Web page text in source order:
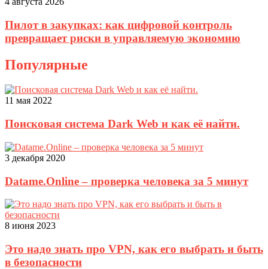
Пилот в закупках: как цифровой контроль
превращает риски в управляемую экономию
Популярные
11 мая 2022
Поисковая система Dark Web и как её найти.
3 декабря 2020
Datame.Online – проверка человека за 5 минут
8 июня 2023
Это надо знать про VPN, как его выбрать и быть
в безопасности